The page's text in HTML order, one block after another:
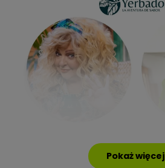
Pokaż więcej